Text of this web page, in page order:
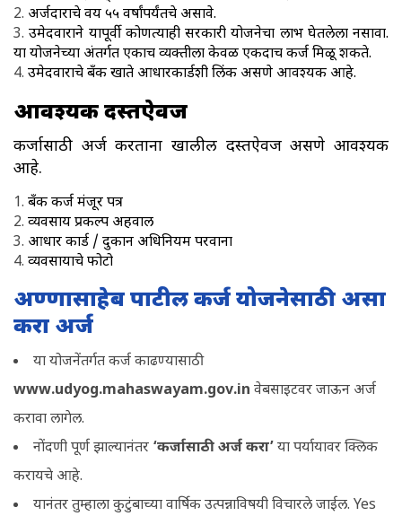
अर्जदाराचे वय ५५ वर्षांपर्यंतचे असावे.
उमेदवाराने यापूर्वी कोणत्याही सरकारी योजनेचा लाभ घेतलेला नसावा.
या योजनेच्या अंतर्गत एकाच व्यक्तीला केवळ एकदाच कर्ज मिळू शकते.
उमेदवाराचे बँक खाते आधारकार्डशी लिंक असणे आवश्यक आहे.
आवश्यक दस्तऐवज
कर्जासाठी अर्ज करताना खालील दस्तऐवज असणे आवश्यक
आहे.
बँक कर्ज मंजूर पत्र
व्यवसाय प्रकल्प अहवाल
आधार कार्ड / दुकान अधिनियम परवाना
व्यवसायाचे फोटो
अण्णासाहेब पाटील कर्ज योजनेसाठी असा
करा अर्ज
या योजनेंतर्गत कर्ज काढण्यासाठी
www.udyog.mahaswayam.gov.in वेबसाइटवर जाऊन अर्ज
करावा लागेल.
नोंदणी पूर्ण झाल्यानंतर ‘कर्जासाठी अर्ज करा’या पर्यायावर क्लिक
करायचे आहे.
यानंतर तुम्हाला कुटुंबाच्या वार्षिक उत्पन्नाविषयी विचारले जाईल. Yes